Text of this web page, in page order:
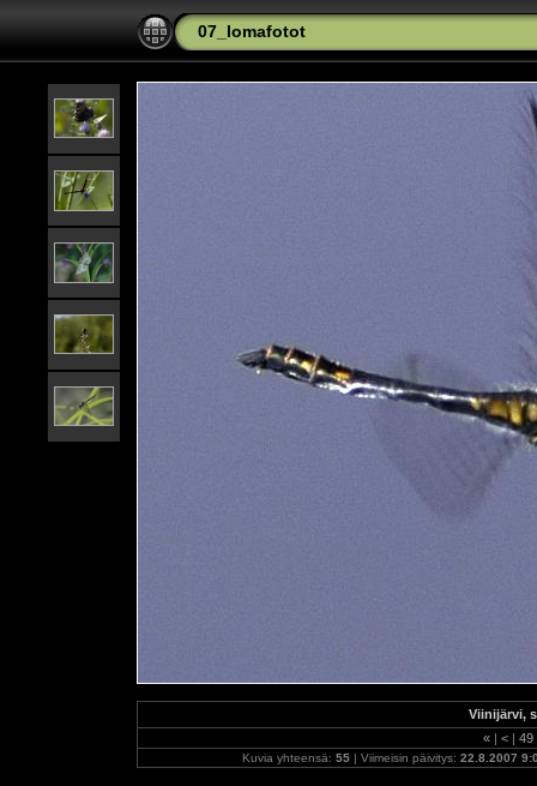
07_lomafotot
Viinijärvi,
« | < | 49
Kuvia yhteensä: 55| Viimeisin päivitys: 22.8.2007